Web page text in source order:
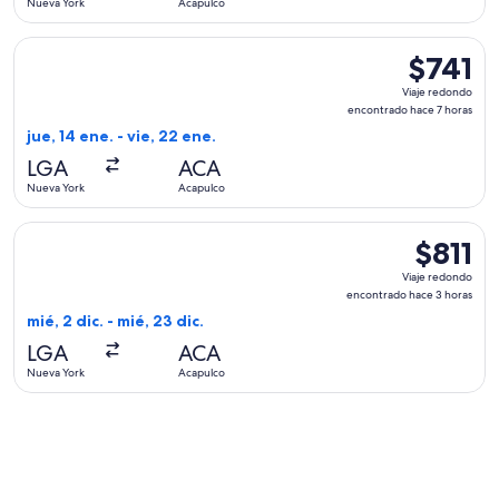
$741
Viaje
redondo,
$741
Viaje redondo
encontrado hace 7 horas
jue, 14 ene. - vie, 22 ene.
LGA
Nueva York
ACA
Acapulco
Seleccionar vuelo de Delta, con salida el jue, 14 ene.
$811
Viaje
redondo,
$811
Viaje redondo
encontrado hace 3 horas
mié, 2 dic. - mié, 23 dic.
LGA
Nueva York
ACA
Acapulco
Seleccionar vuelo de United, con salida el mié, 2 dic.